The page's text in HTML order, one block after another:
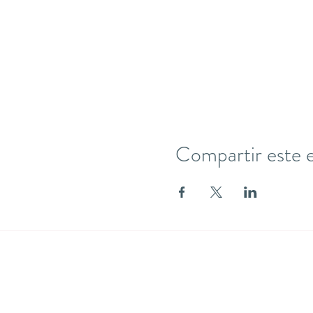
Compartir este